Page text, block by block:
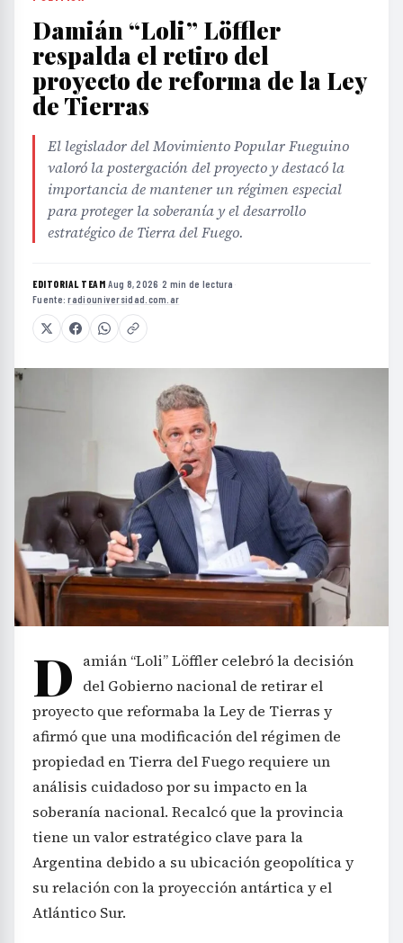
Damián “Loli” Löffler
respalda el retiro del
proyecto de reforma de la Ley
de Tierras
El legislador del Movimiento Popular Fueguino
valoró la postergación del proyecto y destacó la
importancia de mantener un régimen especial
para proteger la soberanía y el desarrollo
estratégico de Tierra del Fuego.
EDITORIAL TEAM·Aug 8, 2026 ·2 min de lectura ·
Fuente:radiouniversidad.com.ar
D amián “Loli” Löffler celebró la decisión
del Gobierno nacional de retirar el
proyecto que reformaba la Ley de Tierras y
afirmó que una modificación del régimen de
propiedad en Tierra del Fuego requiere un
análisis cuidadoso por su impacto en la
soberanía nacional. Recalcó que la provincia
tiene un valor estratégico clave para la
Argentina debido a su ubicación geopolítica y
su relación con la proyección antártica y el
Atlántico Sur.